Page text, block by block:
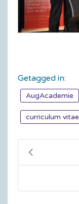
Getagged in:
AugAcademie
curriculum vitae